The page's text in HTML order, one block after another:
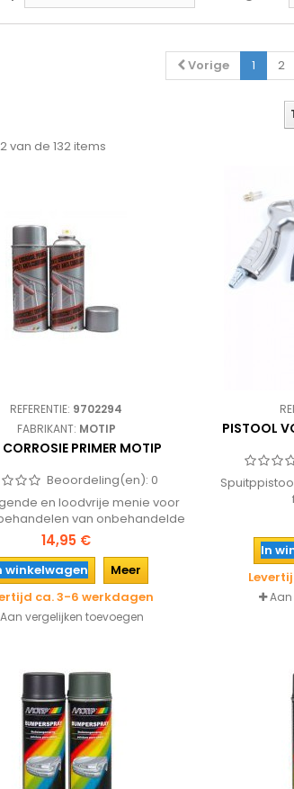
Vorige 1 2
van de 132 items
REFERENTIE: 9702294
FABRIKANT: MOTIP
PRIMER MOTIP
Beoordeling(en): 0
en loodvrije menie voor
van onbehandelde
van ferro-metaal. Geschikt
voor het aflakken
de lucht drogende alkydhars
Anti corrosie primer heeft een
dek- en vulkracht en een
hechting. Deze Motip primer
14,95 €
winkelwagen
Meer
ca. 3-6 werkdagen
Aan vergelijken toevoegen
PISTOOL
In